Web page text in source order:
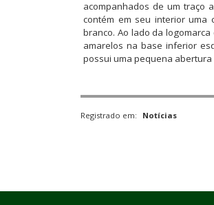
acompanhados de um traço
contém em seu interior uma
branco. Ao lado da logomarca
amarelos na base inferior
possui uma pequena
Registrado em: Notícias